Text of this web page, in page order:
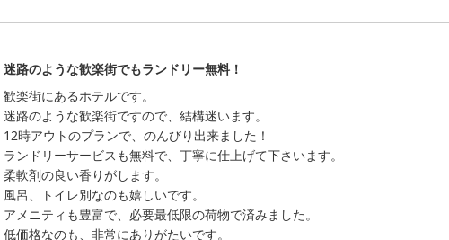
迷路のような歓楽街でもランドリー無料！
歓楽街にあるホテルです。
迷路のような歓楽街ですので、結構迷います。
12時アウトのプランで、のんびり出来ました！
ランドリーサービスも無料で、丁寧に仕上げて下さいます。
柔軟剤の良い香りがします。
風呂、トイレ別なのも嬉しいです。
アメニティも豊富で、必要最低限の荷物で済みました。
低価格なのも、非常にありがたいです。